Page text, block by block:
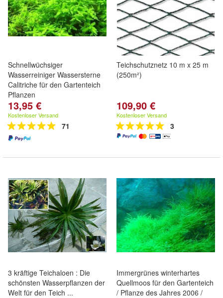
Schnellwüchsiger
Wasserreiniger Wassersterne
Calitriche für den Gartenteich
Pflanzen
13,95 €
Kostenloser Versand
71
Teichschutznetz 10 m x 25 m
(250m²)
109,90 €
Kostenloser Versand
3
3 kräftige Teichaloen : Die
schönsten Wasserpflanzen der
Welt für den Teich ...
Immergrünes winterhartes
Quellmoos für den Gartenteich
/ Pflanze des Jahres 2006 /